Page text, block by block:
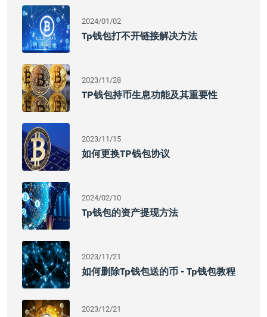
2024/01/02
Tp钱包打不开链接解决方法
2023/11/28
TP钱包持币生息功能及其重要性
2023/11/15
如何更换TP钱包协议
2024/02/10
Tp钱包的资产提现方法
2023/11/21
如何删除Tp钱包送的币 - Tp钱包教程
2023/12/21